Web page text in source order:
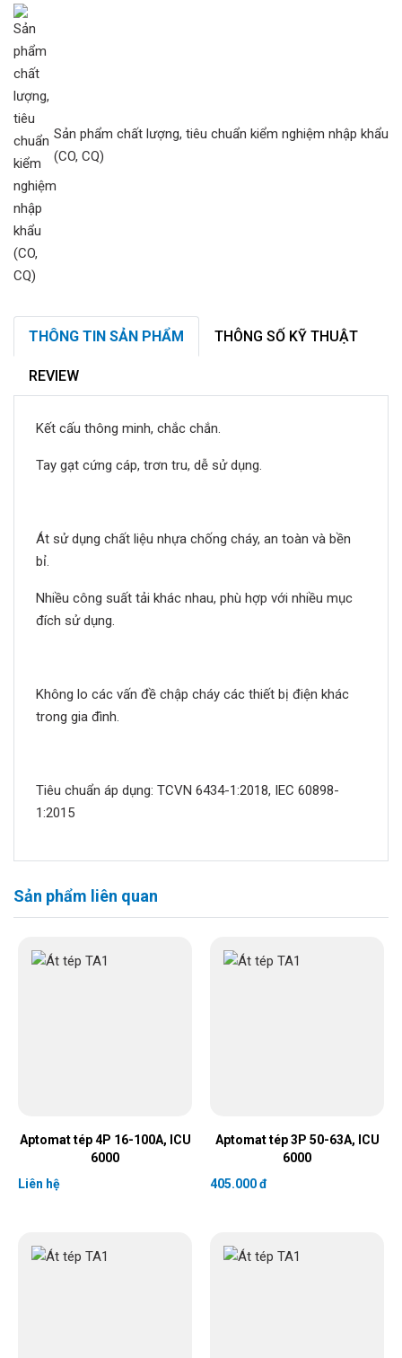
Sản phẩm chất lượng, tiêu chuẩn kiểm nghiệm nhập khẩu
(CO, CQ)
THÔNG TIN SẢN PHẨM THÔNG SỐ KỸ THUẬT
REVIEW
Kết cấu thông minh, chắc chắn.
Tay gạt cứng cáp, trơn tru, dễ sử dụng.
Át sử dụng chất liệu nhựa chống cháy, an toàn và bền
bỉ.
Nhiều công suất tải khác nhau, phù hợp với nhiều mục
đích sử dụng.
Không lo các vấn đề chập cháy các thiết bị điện khác
trong gia đình.
Tiêu chuẩn áp dụng: TCVN 6434-1:2018, IEC 60898-
1:2015
Sản phẩm liên quan
Aptomat tép 4P 16-100A, ICU
6000
Liên hệ
Aptomat tép 3P 50-63A, ICU
6000
405.000 đ